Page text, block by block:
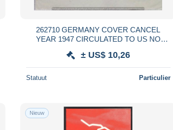
262710 GERMANY COVER CANCEL
YEAR 1947 CIRCULATED TO US NO
± US$ 10,26
Statuut Particulier
Nieuw